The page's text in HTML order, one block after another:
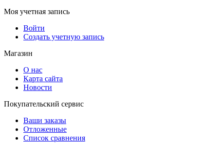
Моя учетная запись
Войти
Создать учетную запись
Магазин
О нас
Карта сайта
Новости
Покупательский сервис
Ваши заказы
Отложенные
Список сравнения